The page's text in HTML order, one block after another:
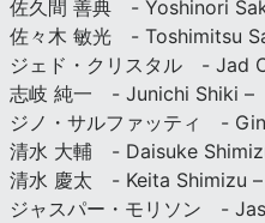
佐久間 善典 - Yoshinori
佐々木 敏光 - Toshimitsu
ジェド・クリスタル - Jad
志岐 純一 - Junichi Shiki –
ジノ・サルファッティ -
清水 大輔 - Daisuke
清水 慶太 - Keita Shimizu –
ジャスパー・モリソン -